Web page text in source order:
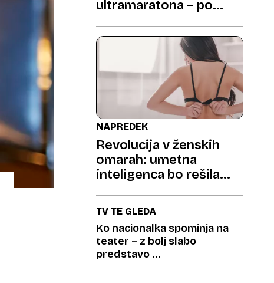
ultramaratona – po
NAPREDEK
Revolucija v ženskih
omarah: umetna
inteligenca bo rešila
TV TE GLEDA
Ko nacionalka spominja na
teater – z bolj slabo
predstavo …